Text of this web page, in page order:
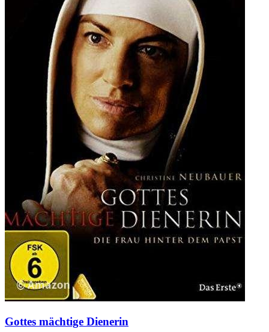
Gottes mächtige Dienerin